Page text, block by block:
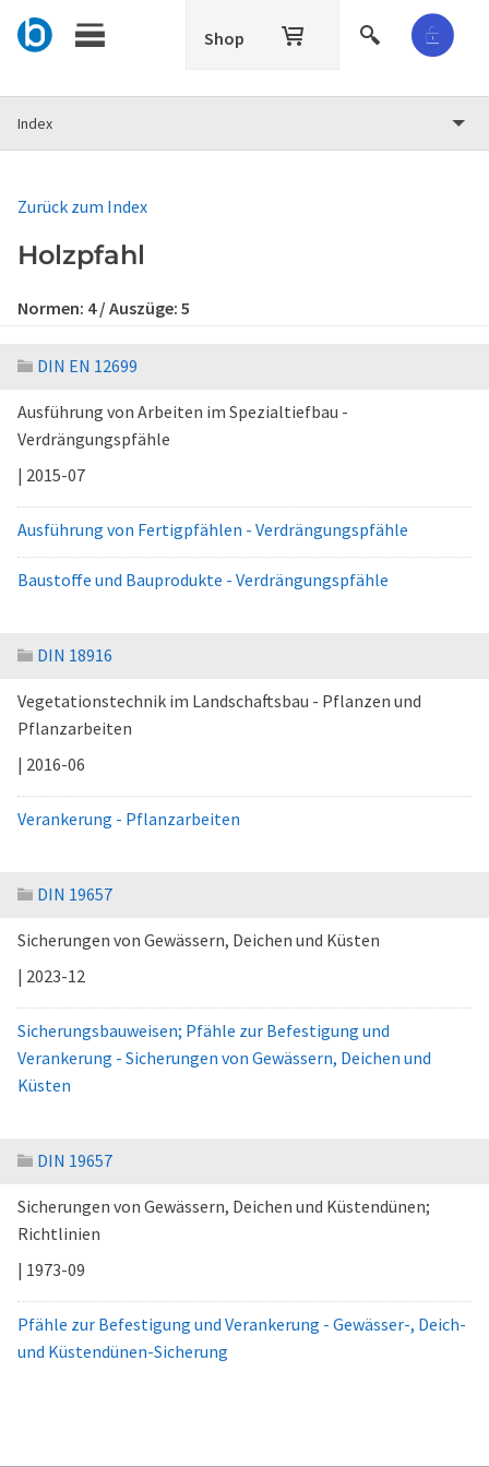
Shop
Index
Zurück zum Index
Holzpfahl
Normen: 4/ Auszüge: 5
DIN EN 12699
Ausführung von Arbeiten im Spezialtiefbau -
Verdrängungspfähle
| 2015-07
Ausführung von Fertigpfählen - Verdrängungspfähle
Baustoffe und Bauprodukte - Verdrängungspfähle
DIN 18916
Vegetationstechnik im Landschaftsbau - Pflanzen und
Pflanzarbeiten
| 2016-06
Verankerung - Pflanzarbeiten
DIN 19657
Sicherungen von Gewässern, Deichen und Küsten
| 2023-12
Sicherungsbauweisen; Pfähle zur Befestigung und
Verankerung - Sicherungen von Gewässern, Deichen und
Küsten
DIN 19657
Sicherungen von Gewässern, Deichen und Küstendünen;
Richtlinien
| 1973-09
Pfähle zur Befestigung und Verankerung - Gewässer-, Deich-
und Küstendünen-Sicherung